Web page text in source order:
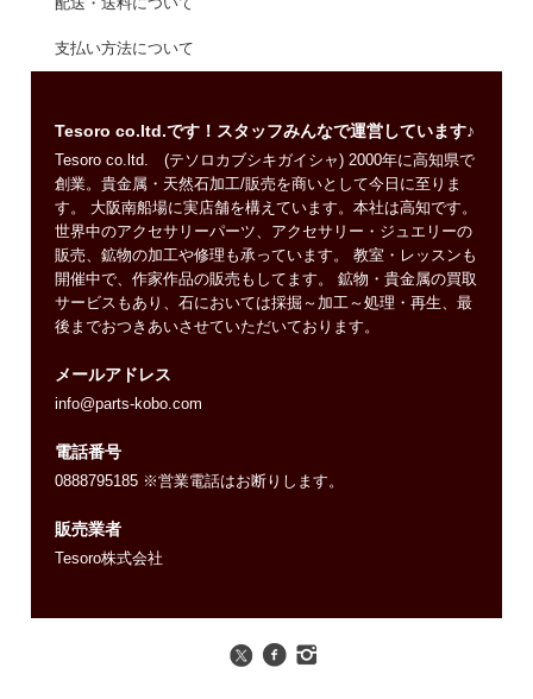
配送・送料について
支払い方法について
Tesoro co.ltd.です！スタッフみんなで運営しています♪
Tesoro co.ltd. (テソロカブシキガイシャ) 2000年に高知県で
創業。貴金属・天然石加工/販売を商いとして今日に至りま
す。 大阪南船場に実店舗を構えています。本社は高知です。
世界中のアクセサリーパーツ、アクセサリー・ジュエリーの
販売、鉱物の加工や修理も承っています。 教室・レッスンも
開催中で、作家作品の販売もしてます。 鉱物・貴金属の買取
サービスもあり、石においては採掘～加工～処理・再生、最
後までおつきあいさせていただいております。
メールアドレス
info@parts-kobo.com
電話番号
0888795185 ※営業電話はお断りします。
販売業者
Tesoro株式会社